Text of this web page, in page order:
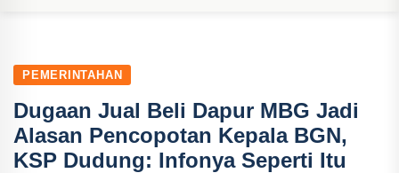
PEMERINTAHAN
Dugaan Jual Beli Dapur MBG Jadi
Alasan Pencopotan Kepala BGN,
KSP Dudung: Infonya Seperti Itu